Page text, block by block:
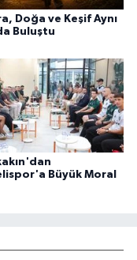
Doğa ve Keşif Aynı
Buluştu
Büyük Moral